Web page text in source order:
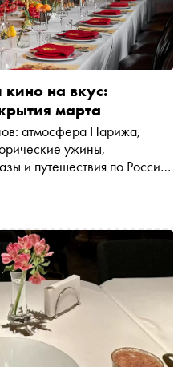
на вкус:
марта
атмосфера Парижа,
ужины,
и путешествия по России
месяца весны, где
во времени